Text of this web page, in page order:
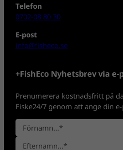
Telefon
0702-08 80 30
E-post
info@fisheco.se
+FishEco Nyhetsbrev via e-
Prenumerera kostnadsfritt på
Fiske24/7 genom att ange din
N
a
F